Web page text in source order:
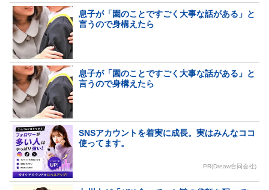
息子が「園のことですごく大事な話がある」と
言うので身構えたら
息子が「園のことですごく大事な話がある」と
言うので身構えたら
SNSアカウントを着実に成長。実はみんなココ
使ってます。
PR(Dreaw合同会社)